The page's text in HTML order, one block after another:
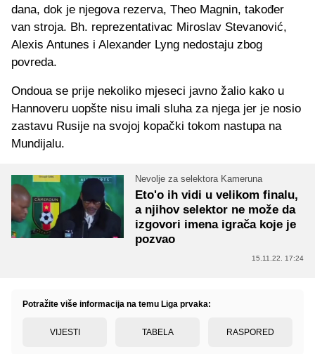
dana, dok je njegova rezerva, Theo Magnin, također
van stroja. Bh. reprezentativac Miroslav Stevanović,
Alexis Antunes i Alexander Lyng nedostaju zbog
povreda.
Ondoua se prije nekoliko mjeseci javno žalio kako u
Hannoveru uopšte nisu imali sluha za njega jer je nosio
zastavu Rusije na svojoj kopački tokom nastupa na
Mundijalu.
Nevolje za selektora Kameruna
Eto'o ih vidi u velikom finalu,
a njihov selektor ne može da
izgovori imena igrača koje je
pozvao
15.11.22. 17:24
Potražite više informacija na temu Liga prvaka:
VIJESTI TABELA RASPORED